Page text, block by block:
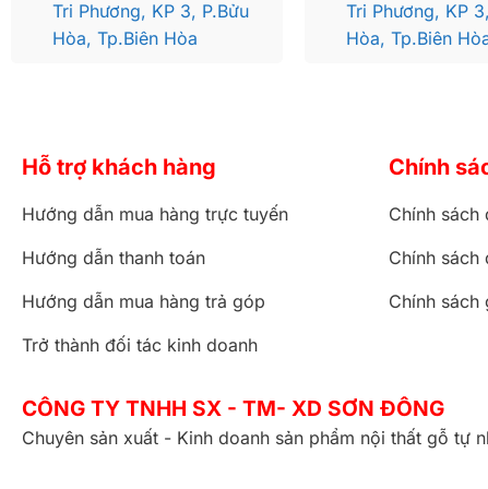
điển hoặc tân cổ điển.
từ bàn tay của những người nghệ nhân tài hoa tại Sơn
trải nghiệm đặc biệt của
, được thiết
Tủ quần áo hương đá TQA30 có 1 ngăn lớn, 2 ngăn nhỏ
Lí do nên chọn mua sắm nội thất tại Sơn Đông
Sản phẩm chất lượng dẫn đầu, giá cả cạnh tranh
Chế độ bảo hành chuyên nghiệp, bảo trì tận tâm trọn đời
Chính sách hậu mãi, ưu đãi, dịch vụ chăm sóc khách
Tri Phương, KP 3, P.Bửu
Hòa, Tp.Biên Hòa
Tri Phương, KP
Hòa, Tp.Biên
Hỗ trợ khách hàng
Hướng dẫn mua hàng trực tuyến
Hướng dẫn thanh toán
Hướng dẫn mua hàng trả góp
Trở thành đối tác kinh doanh
Chính
Chính sách
Chính sách
Chính sách
CÔNG TY TNHH SX - TM- XD SƠN ĐÔNG
Chuyên sản xuất - Kinh doanh sản phẩm nội thất gỗ tự